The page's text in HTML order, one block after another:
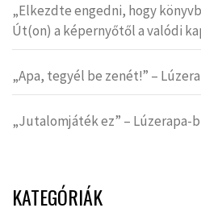
„Elkezdte engedni, hogy
Út(on) a képernyőtől a valódi
„Apa, tegyél be zenét!” –
„Jutalomjáték ez” – Lúzerapa-
KATEGÓRIÁK